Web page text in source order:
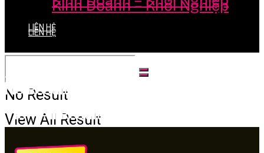
Kinh Doanh – Khởi Nghiệp
LIÊN HỆ
No Result
View All Result
LIÊN HỆ
No Result
View All Result